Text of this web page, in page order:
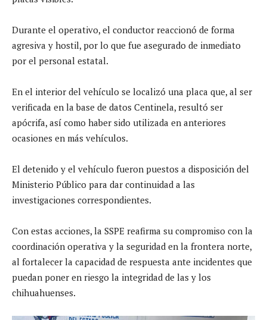
Durante el operativo, el conductor reaccionó de forma
agresiva y hostil, por lo que fue asegurado de inmediato
por el personal estatal.
En el interior del vehículo se localizó una placa que, al ser
verificada en la base de datos Centinela, resultó ser
apócrifa, así como haber sido utilizada en anteriores
ocasiones en más vehículos.
El detenido y el vehículo fueron puestos a disposición del
Ministerio Público para dar continuidad a las
investigaciones correspondientes.
Con estas acciones, la SSPE reafirma su compromiso con la
coordinación operativa y la seguridad en la frontera norte,
al fortalecer la capacidad de respuesta ante incidentes que
puedan poner en riesgo la integridad de las y los
chihuahuenses.